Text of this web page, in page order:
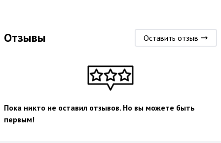
Отзывы Оставить отзыв
Пока никто не оставил отзывов. Но вы можете быть
первым!